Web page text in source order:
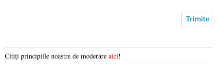
Citiți principiile noastre de moderare aici!